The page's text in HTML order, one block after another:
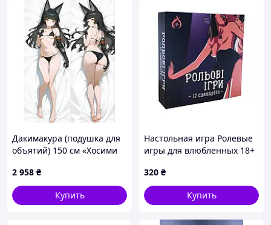
Дакимакура (подушка для
объятий) 150 см «Хосими
tape 1
2 958 ₴
Купить
Настольная игра Ролевые
игры для влюбленных 18+
карточками для двоих
подарок премиум парам
320 ₴
Купить